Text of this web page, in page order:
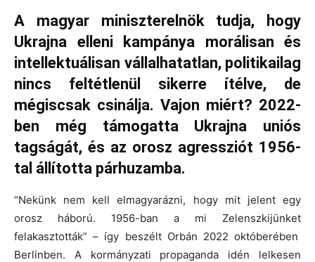
A magyar miniszterelnök tudja, hogy
Ukrajna elleni kampánya morálisan és
intellektuálisan vállalhatatlan, politikailag
nincs feltétlenül sikerre ítélve, de
mégiscsak csinálja. Vajon miért? 2022-
ben még támogatta Ukrajna uniós
tagságát, és az orosz agressziót 1956-
tal állította párhuzamba.
“Nekünk nem kell elmagyarázni, hogy mit jelent egy
orosz háború. 1956-ban a mi Zelenszkijünket
felakasztották” – így beszélt Orbán 2022 októberében
Berlinben. A kormányzati propaganda idén lelkesen